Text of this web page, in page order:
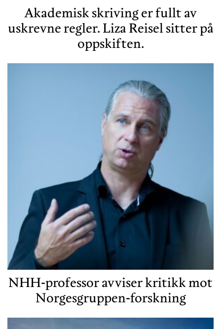
Akademisk skriving er fullt av
uskrevne regler. Liza Reisel sitter på
oppskiften.
NHH-professor avviser kritikk mot
Norgesgruppen-forskning